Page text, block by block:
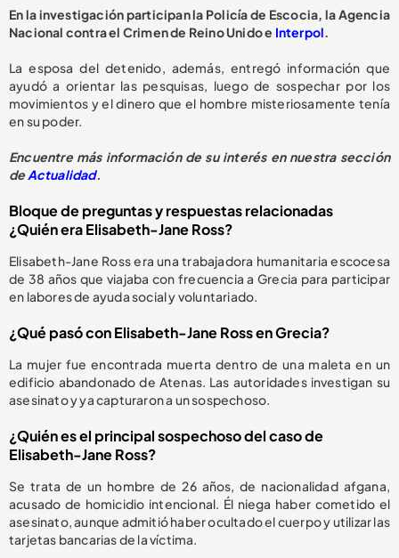
En la investigación participan la Policía de Escocia, la Agencia
Nacional contra el Crimen de Reino Unido e Interpol.
La esposa del detenido, además, entregó información que
ayudó a orientar las pesquisas, luego de sospechar por los
movimientos y el dinero que el hombre misteriosamente tenía
en su poder.
Encuentre más información de su interés en nuestra sección
deActualidad.
Bloque de preguntas y respuestas relacionadas
¿Quién era Elisabeth-Jane Ross?
Elisabeth-Jane Ross era una trabajadora humanitaria escocesa
de 38 años que viajaba con frecuencia a Grecia para participar
en labores de ayuda social y voluntariado.
¿Qué pasó con Elisabeth-Jane Ross en Grecia?
La mujer fue encontrada muerta dentro de una maleta en un
edificio abandonado de Atenas. Las autoridades investigan su
asesinato y ya capturaron a un sospechoso.
¿Quién es el principal sospechoso del caso de
Elisabeth-Jane Ross?
Se trata de un hombre de 26 años, de nacionalidad afgana,
acusado de homicidio intencional. Él niega haber cometido el
asesinato, aunque admitió haber ocultado el cuerpo y utilizar las
tarjetas bancarias de la víctima.